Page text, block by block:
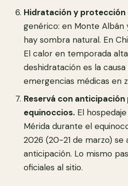
Hidratación y protección
genérico: en Monte Albán
hay sombra natural. En
El calor en temporada
deshidratación es la
emergencias médicas en
Reservá con
equinoccios. El
Mérida durante el
2026 (20-21 de marzo)
anticipación. Lo mismo
oficiales al sitio.